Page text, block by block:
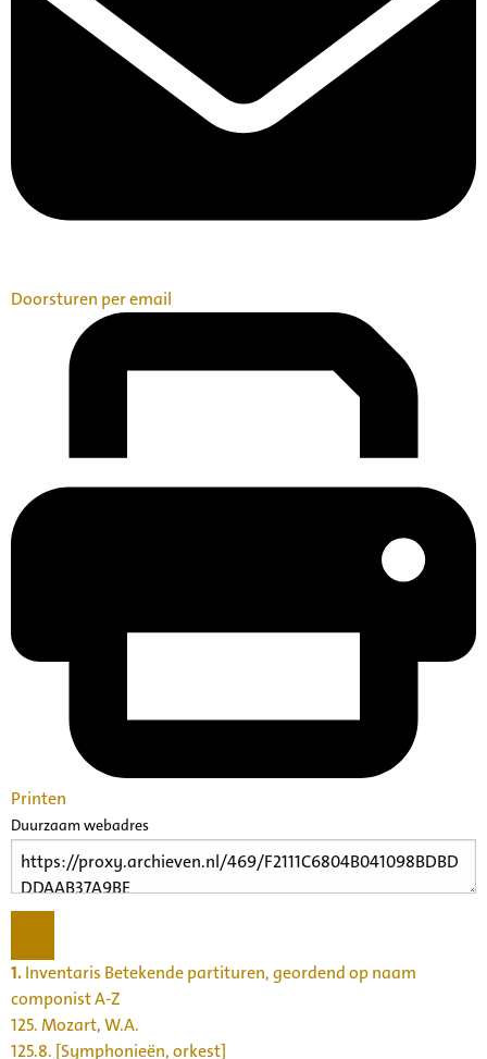
Doorsturen per email
Printen
Duurzaam webadres
1.Inventaris Betekende partituren, geordend op naam
componist A-Z
125. Mozart, W.A.
125.8. [Symphonieën, orkest]